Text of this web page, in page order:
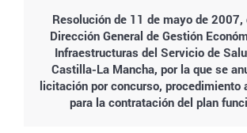
Resolución de 11 de mayo de 2007,
Dirección General de Gestión
Infraestructuras del Servicio de
Castilla-La Mancha, por la que se
licitación por concurso, procedimiento
para la contratación del plan